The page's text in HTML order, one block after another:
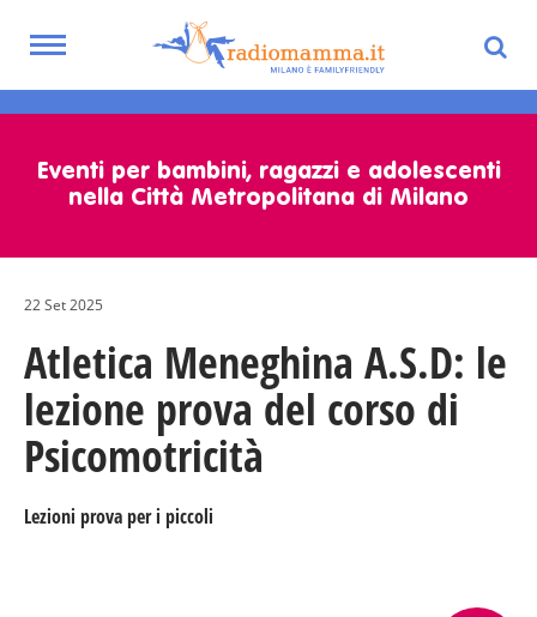
content
Toggle
Eventi per bambini, ragazzi e adolescenti
nella Città Metropolitana di Milano
22 Set 2025
Atletica Meneghina A.S.D: le
lezione prova del corso di
Psicomotricità
Lezioni prova per i piccoli